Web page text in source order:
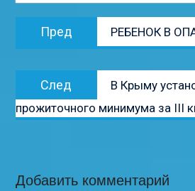
Навигация
Пред
Предыдущая
запись:
РЕБЕНОК В
След
Следующая
запись:
В Крыму
прожиточного минимума за III
Добавить комментарий